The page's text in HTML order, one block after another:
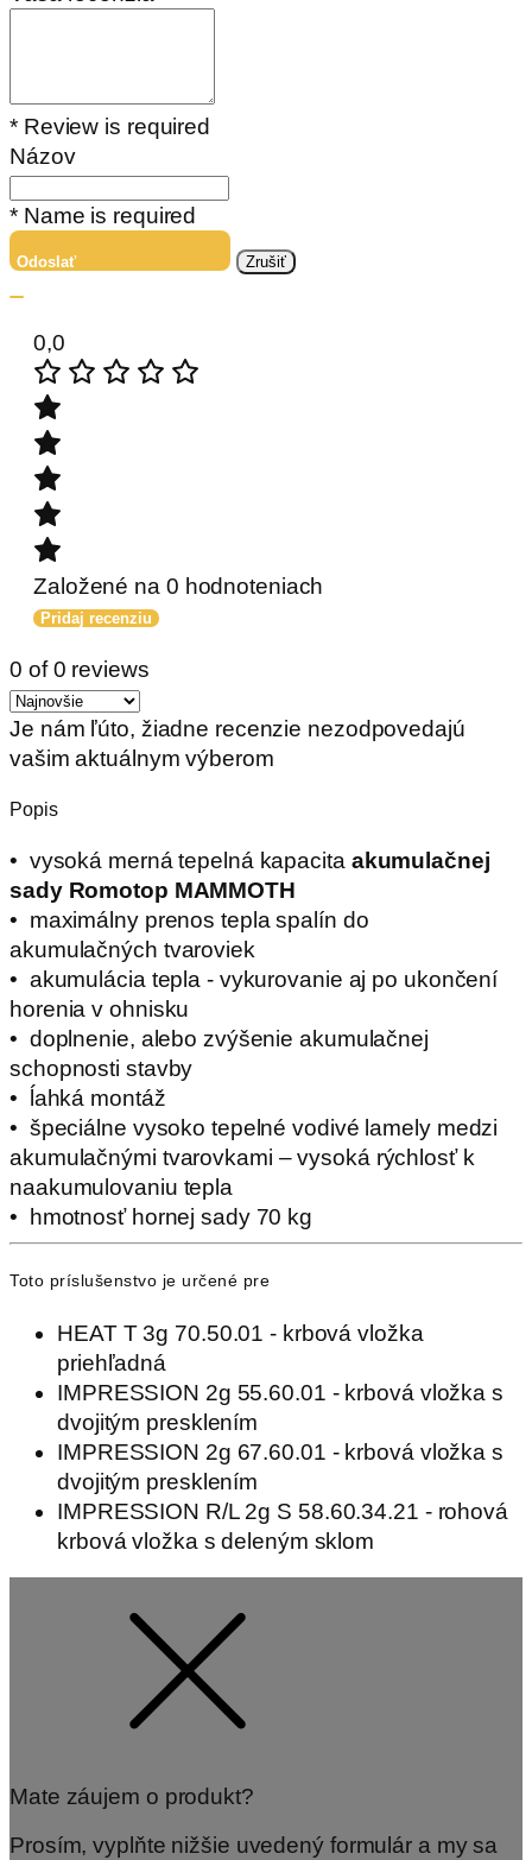
* Review is required
Názov
* Name is required
Odoslať Zrušiť
0,0
Založené na 0 hodnoteniach
Pridaj recenziu
0 of 0 reviews
Je nám ľúto, žiadne recenzie nezodpovedajú
vašim aktuálnym výberom
Popis
• vysoká merná tepelná kapacita akumulačnej
sady Romotop MAMMOTH
• maximálny prenos tepla spalín do
akumulačných tvaroviek
• akumulácia tepla - vykurovanie aj po ukončení
horenia v ohnisku
• doplnenie, alebo zvýšenie akumulačnej
schopnosti stavby
• ĺahká montáž
• špeciálne vysoko tepelné vodivé lamely medzi
akumulačnými tvarovkami – vysoká rýchlosť k
naakumulovaniu tepla
• hmotnosť hornej sady 70 kg
Toto príslušenstvo je určené pre
HEAT T 3g 70.50.01 - krbová vložka
priehľadná
IMPRESSION 2g 55.60.01 - krbová vložka s
dvojitým presklením
IMPRESSION 2g 67.60.01 - krbová vložka s
dvojitým presklením
IMPRESSION R/L 2g S 58.60.34.21 - rohová
krbová vložka s deleným sklom
Mate záujem o produkt?
Prosím, vyplňte nižšie uvedený formulár a my sa